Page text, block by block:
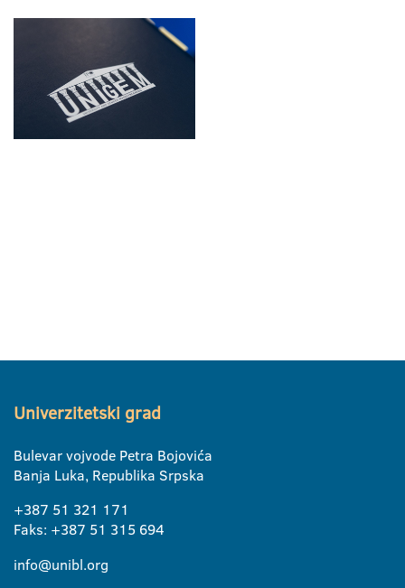
Univerzitetski grad
Bulevar vojvode Petra Bojovića
Banja Luka, Republika Srpska
+387 51 321 171
Faks: +387 51 315 694
info@unibl.org